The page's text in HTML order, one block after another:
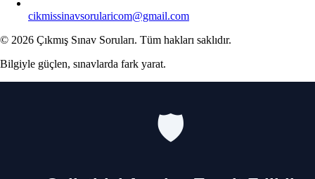
cikmissinavsorularicom@gmail.com
© 2026 Çıkmış Sınav Soruları. Tüm hakları saklıdır.
Bilgiyle güçlen, sınavlarda fark yarat.
🛡️